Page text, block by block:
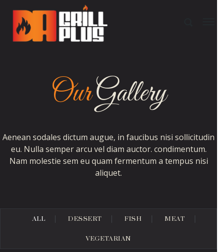
OurGallery
Aenean sodales dictum augue, in faucibus nisi sollicitudin
eu. Nulla semper arcu vel diam auctor. condimentum.
Nam molestie sem eu quam fermentum a tempus nisi
aliquet.
ALL DESSERT FISH MEAT
VEGETARIAN